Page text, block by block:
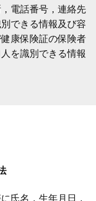
電話番号，連絡先
できる情報及び容
康保険証の保険者
を識別できる情報
氏名，生年月日，